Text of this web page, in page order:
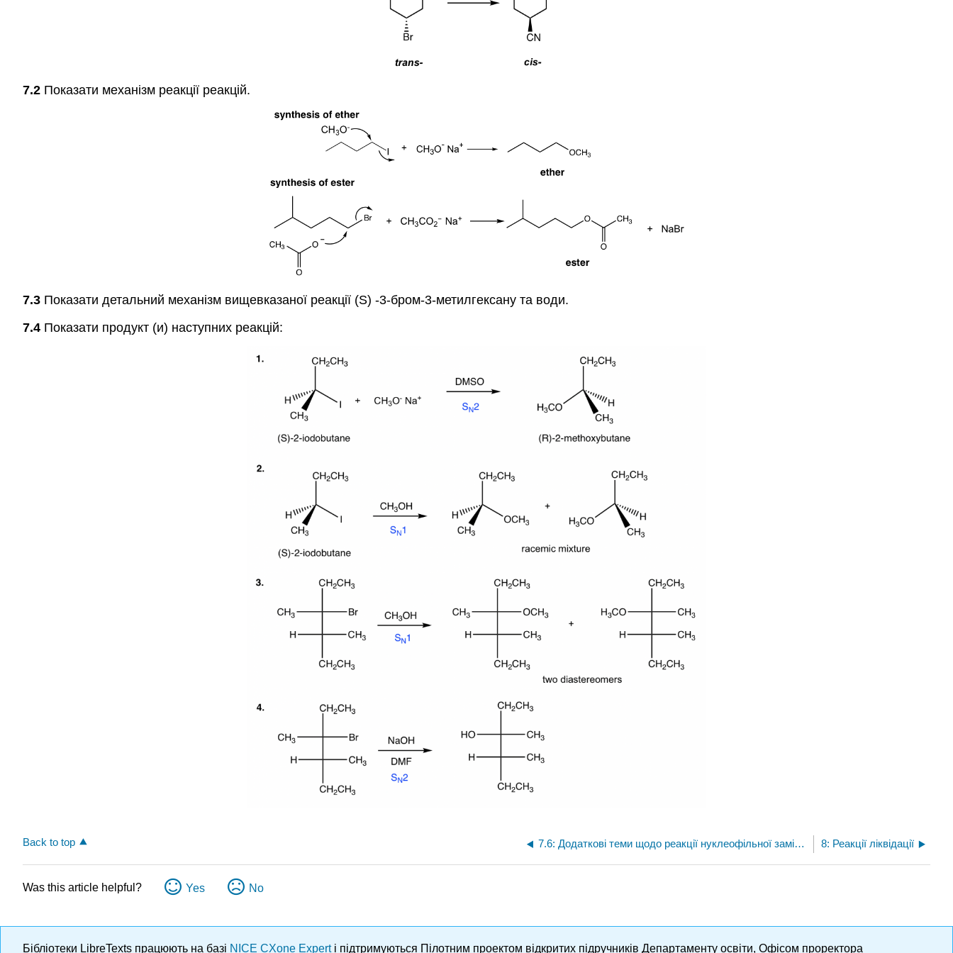
7.2 Показати механізм реакції реакцій.
7.3 Показати детальний механізм вищевказаної реакції (S) -3-бром-3-метилгексану та води.
7.4 Показати продукт (и) наступних реакцій:
Back to top 7.6: Додаткові теми щодо реакції нуклеофільної заміщення 8: Реакції ліквідації
Was this article helpful? Yes No
Бібліотеки LibreTexts працюють на базі NICE CXone Expert і підтримуються Пілотним проектом відкритих підручників Департаменту освіти, Офісом проректора